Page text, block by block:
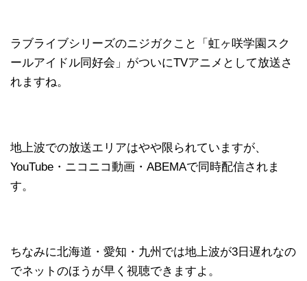
ラブライブシリーズのニジガクこと「虹ヶ咲学園スク
ールアイドル同好会」がついにTVアニメとして放送さ
れますね。
地上波での放送エリアはやや限られていますが、
YouTube・ニコニコ動画・ABEMAで同時配信されま
す。
ちなみに北海道・愛知・九州では地上波が3日遅れなの
でネットのほうが早く視聴できますよ。